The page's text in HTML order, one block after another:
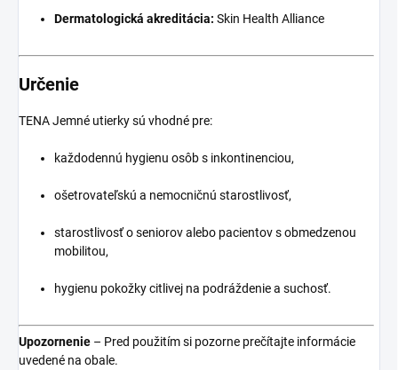
Dermatologická akreditácia: Skin Health Alliance
Určenie
TENA Jemné utierky sú vhodné pre:
každodennú hygienu osôb s inkontinenciou,
ošetrovateľskú a nemocničnú starostlivosť,
starostlivosť o seniorov alebo pacientov s obmedzenou
mobilitou,
hygienu pokožky citlivej na podráždenie a suchosť.
Upozornenie – Pred použitím si pozorne prečítajte informácie
uvedené na obale.